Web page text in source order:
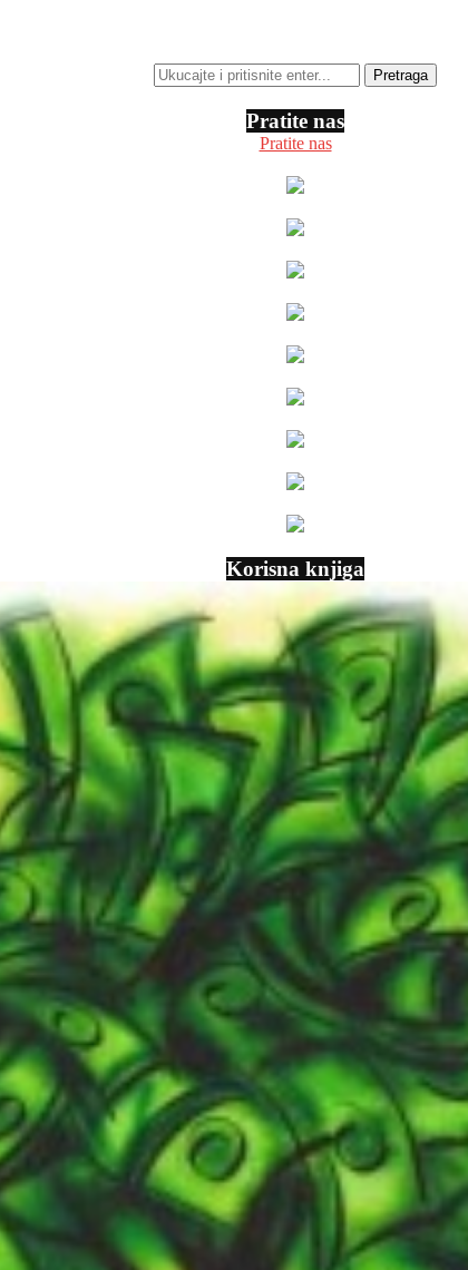
Pratite nas
Pratite nas
Korisna knjiga